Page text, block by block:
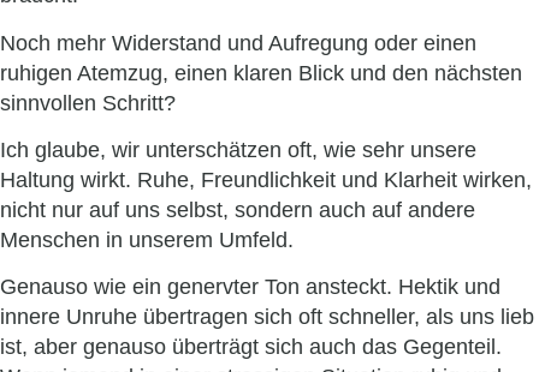
Noch mehr Widerstand und Aufregung oder einen
ruhigen Atemzug, einen klaren Blick und den nächsten
sinnvollen Schritt?
Ich glaube, wir unterschätzen oft, wie sehr unsere
Haltung wirkt. Ruhe, Freundlichkeit und Klarheit wirken,
nicht nur auf uns selbst, sondern auch auf andere
Menschen in unserem Umfeld.
Genauso wie ein genervter Ton ansteckt. Hektik und
innere Unruhe übertragen sich oft schneller, als uns lieb
ist, aber genauso überträgt sich auch das Gegenteil.